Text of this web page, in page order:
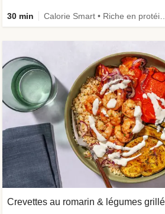
30 min
Crevettes au romarin & légumes